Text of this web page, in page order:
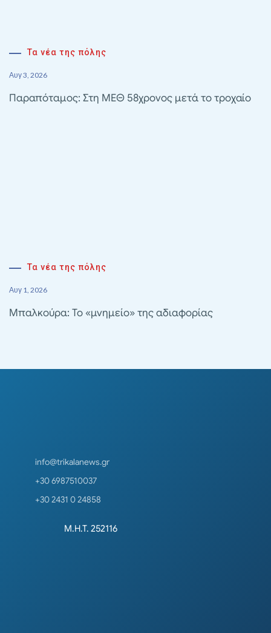
Τα νέα της πόλης
Αυγ 3, 2026
Παραπόταμος: Στη ΜΕΘ 58χρονος μετά το τροχαίο
Τα νέα της πόλης
Αυγ 1, 2026
Μπαλκούρα: Το «μνημείο» της αδιαφορίας
info@trikalanews.gr
+30 6987510037
+30 2431 0 24858
Μ.Η.Τ. 252116